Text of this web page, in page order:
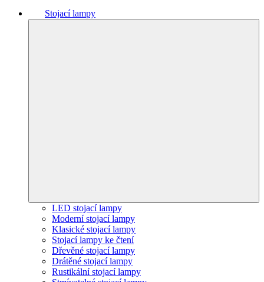
Stojací lampy
LED stojací lampy
Moderní stojací lampy
Klasické stojací lampy
Stojací lampy ke čtení
Dřevěné stojací lampy
Drátěné stojací lampy
Rustikální stojací lampy